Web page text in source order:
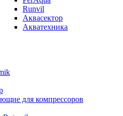
Runvil
Аквасектор
Акватехника
для компрессоров